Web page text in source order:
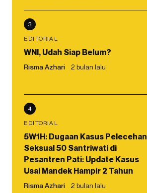
3
EDITORIAL
WNI, Udah Siap Belum?
Risma Azhari 2 bulan lalu
4
EDITORIAL
5W1H: Dugaan Kasus Pelecehan
Seksual 50 Santriwati di
Pesantren Pati: Update Kasus
Usai Mandek Hampir 2 Tahun
Risma Azhari 2 bulan lalu